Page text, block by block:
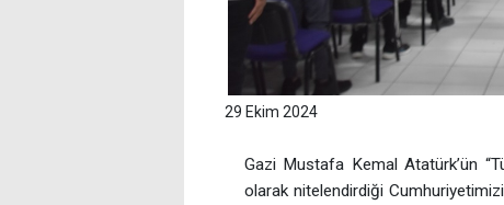
29 Ekim 2024
Gazi Mustafa Kemal Atatürk’ün
olarak nitelendirdiği